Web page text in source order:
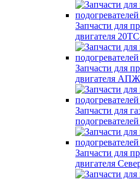
Запчасти для
двигателя
Запчасти для
двигателя
Запчасти для
Запчасти для
двигателя